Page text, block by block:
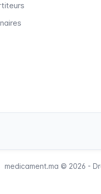
medicament.ma © 2026 -